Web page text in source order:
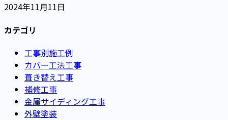
2024年11月11日
カテゴリ
工事別施工例
カバー工法工事
葺き替え工事
補修工事
金属サイディング工事
外壁塗装